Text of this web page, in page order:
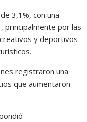
3,1%, con una
principalmente por las
y deportivos
registraron una
que aumentaron